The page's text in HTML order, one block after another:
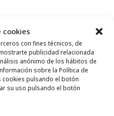
cookies
con fines técnicos, de
publicidad relacionada
anónimo de los hábitos de
sobre la Política de
cookies pulsando el botón
su uso pulsando el botón